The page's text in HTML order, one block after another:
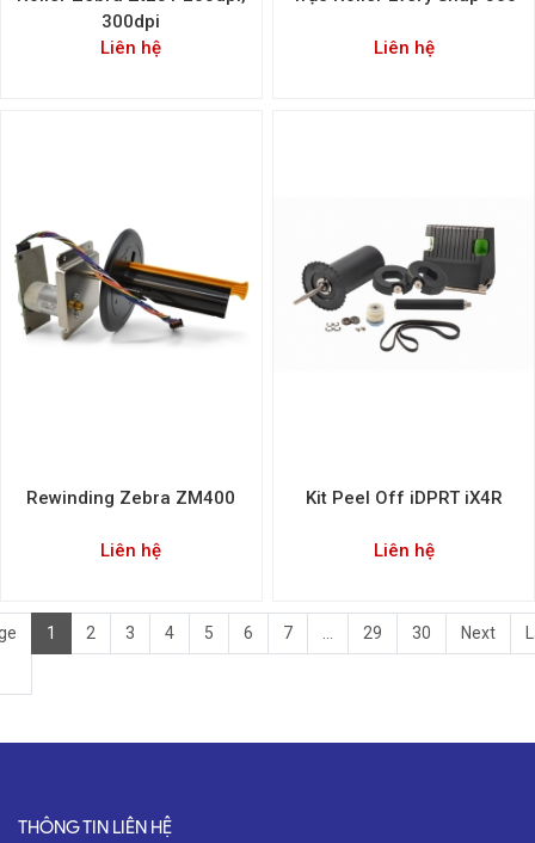
300dpi
Liên hệ
Liên hệ
Rewinding Zebra ZM400
Liên hệ
Kit Peel Off iDPRT iX4R
Liên hệ
1 2 3 4 5 6 7 29 30 Next
THÔNG TIN LIÊN HỆ